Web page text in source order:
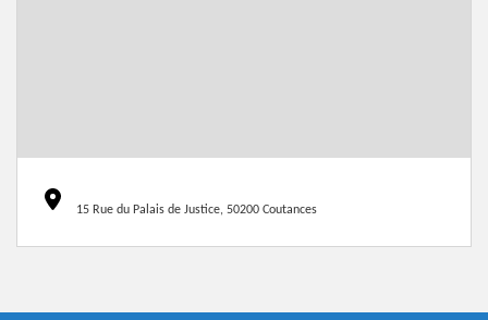
15 Rue du Palais de Justice, 50200 Coutances